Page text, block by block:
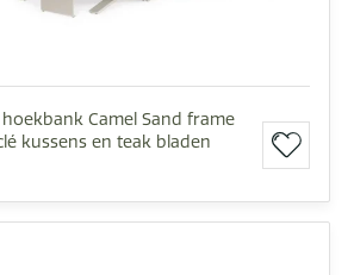
Camel Sand frame
kussens en teak bladen